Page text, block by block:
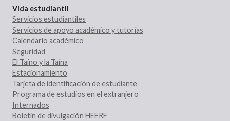
Vida estudiantil
Servicios estudiantiles
Servicios de apoyo académico y tutorías
Calendario académico
Seguridad
El Taíno y la Taína
Estacionamiento
Tarjeta de identificación de estudiante
Programa de estudios en el extranjero
Internados
Boletín de divulgación HEERF